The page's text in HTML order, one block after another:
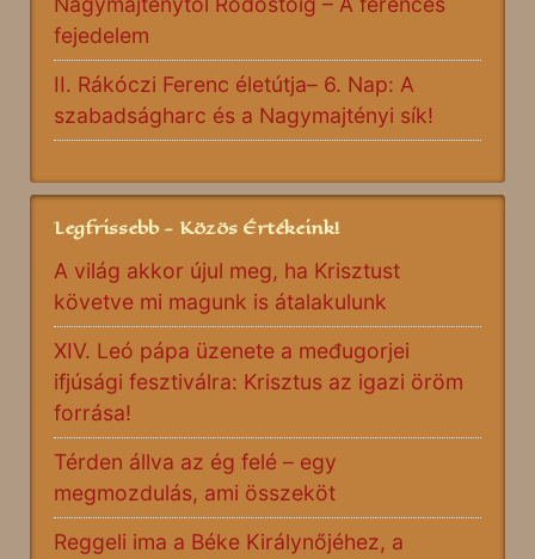
fejedelem
II. Rákóczi Ferenc életútja– 6. Nap: A
szabadságharc és a Nagymajtényi sík!
Legfrissebb - Közös Értékeink!
A világ akkor újul meg, ha Krisztust
követve mi magunk is átalakulunk
XIV. Leó pápa üzenete a međugorjei
ifjúsági fesztiválra: Krisztus az igazi öröm
forrása!
Térden állva az ég felé – egy
megmozdulás, ami összeköt
Reggeli ima a Béke Királynőjéhez, a